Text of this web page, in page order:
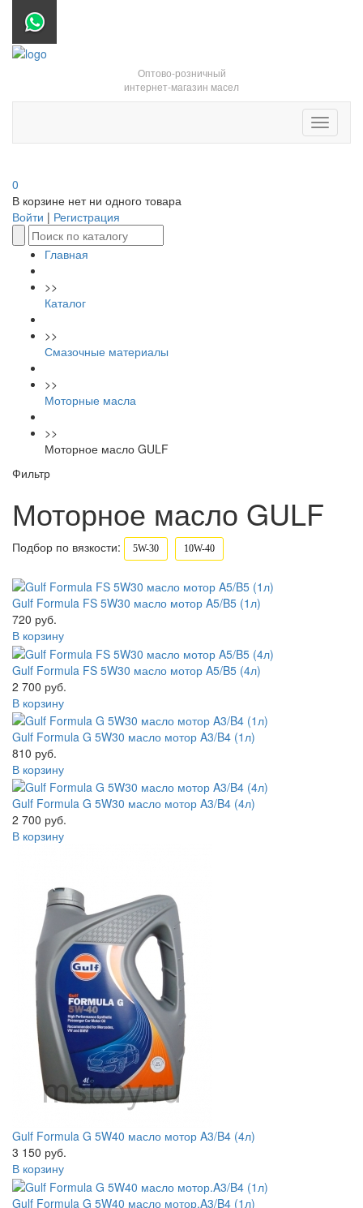
Оптово-розничный
интернет-магазин масел
Toggle
0
В корзине нет ни одного товара
Войти | Регистрация
Главная
>>
Каталог
>>
Смазочные материалы
>>
Моторные масла
>>
Моторное масло GULF
Фильтр
Моторное масло GULF
Подбор по вязкости: 5W-30 10W-40
Gulf Formula FS 5W30 масло мотор A5/B5 (1л)
720 руб.
В корзину
Gulf Formula FS 5W30 масло мотор A5/B5 (4л)
2 700 руб.
В корзину
Gulf Formula G 5W30 масло мотор A3/B4 (1л)
810 руб.
В корзину
Gulf Formula G 5W30 масло мотор A3/B4 (4л)
2 700 руб.
В корзину
Gulf Formula G 5W40 масло мотор A3/B4 (4л)
3 150 руб.
В корзину
Gulf Formula G 5W40 масло мотор.A3/B4 (1л)